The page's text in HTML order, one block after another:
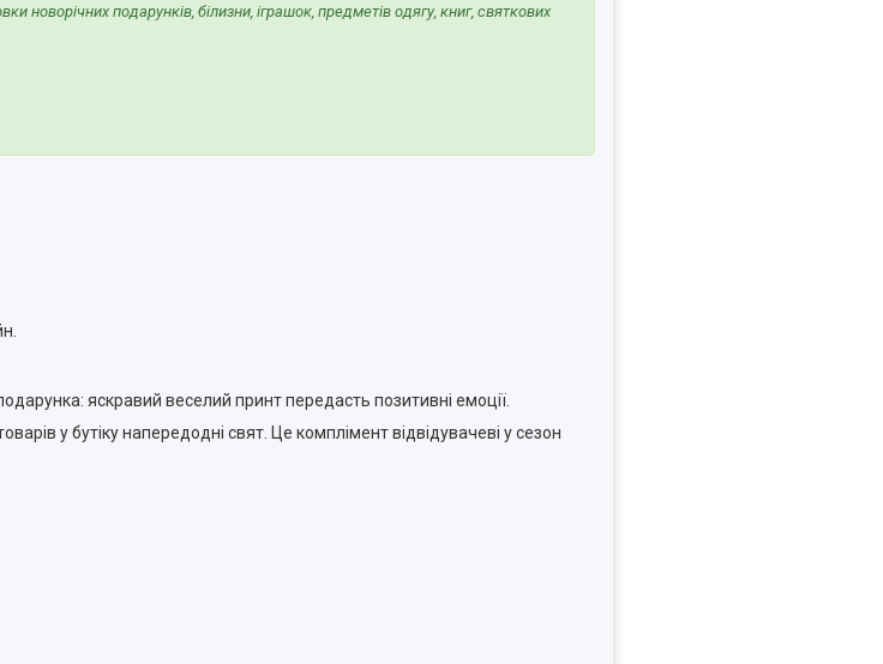
подарунків, білизни, іграшок, предметів одягу, книг, святкових
яскравий веселий принт передасть позитивні емоції.
у бутіку напередодні свят. Це комплімент відвідувачеві у сезон